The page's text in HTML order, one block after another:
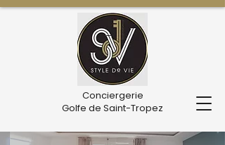
Conciergerie
Golfe de Saint-Tropez